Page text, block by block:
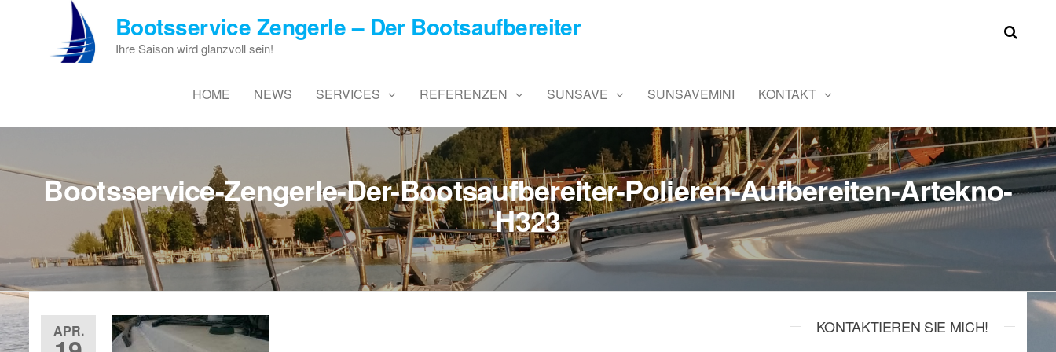
Bootsservice Zengerle – Der Bootsaufbereiter
Ihre Saison wird glanzvoll sein!
HOME NEWS SERVICES REFERENZEN SUNSAVE SUNSAVEMINI KONTAKT
Bootsservice-Zengerle-Der-Bootsaufbereiter-Polieren-Aufbereiten-Artekno-
H323
APR. KONTAKTIEREN SIE MICH!